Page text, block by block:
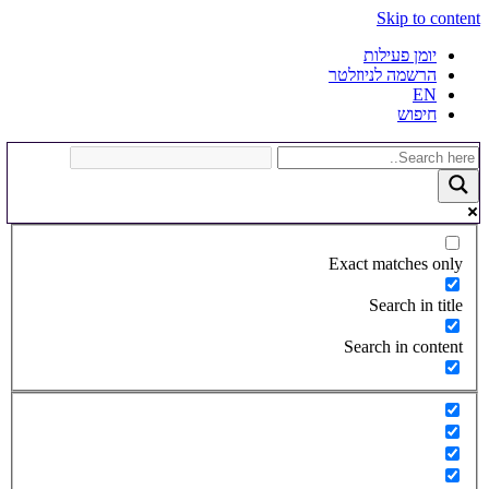
Skip to content
יומן פעילות
הרשמה לניוזלטר
EN
חיפוש
Exact matches only
Search in title
Search in content